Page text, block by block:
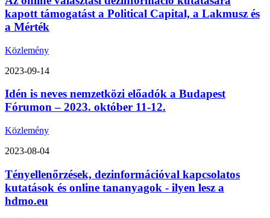
kapott támogatást a Political Capital, a Lakmusz és
a Mérték
Közlemény
2023-09-14
Idén is neves nemzetközi előadók a Budapest
Fórumon – 2023. október 11-12.
Közlemény
2023-08-04
Tényellenőrzések, dezinformációval kapcsolatos
kutatások és online tananyagok - ilyen lesz a
hdmo.eu